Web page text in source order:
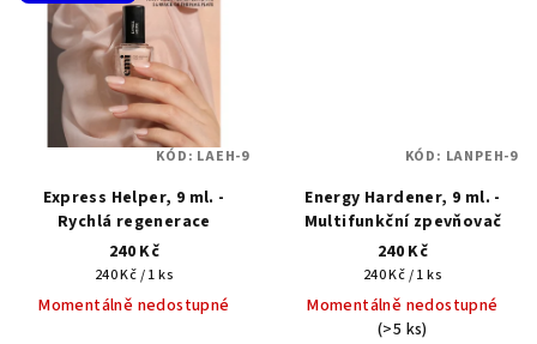
Express Helper, 9 ml. -
Rychlá regenerace
240 Kč
Měrná
cena:
240 Kč / 1 ks
Momentálně nedostupné
KÓD: LAEH-9
Energy Hardener, 9 ml. -
Multifunkční zpevňovač
240 Kč
Měrná
cena:
240 Kč / 1 ks
Momentálně nedostupné
(>5 ks)
KÓD: LANPEH-9